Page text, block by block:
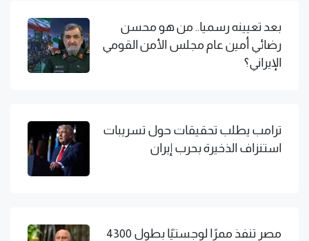
بعد تعيينه رسميا.. من هو محسن
رضائي أمين عام مجلس الأمن القومي
الإيراني؟
ترامب يطلب تحقيقات حول تسريبات
استنزاف الذخيرة بحرب إيران
مصر تنفذ ممرًا لوجستيًا بطول 4300